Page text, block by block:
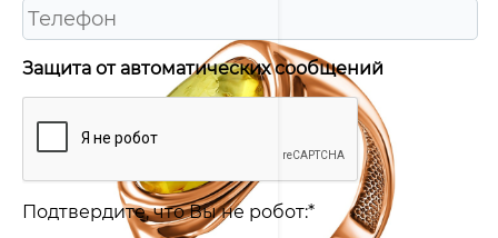
Защита от автоматических сообщений
Подтвердите, что Вы не робот:*